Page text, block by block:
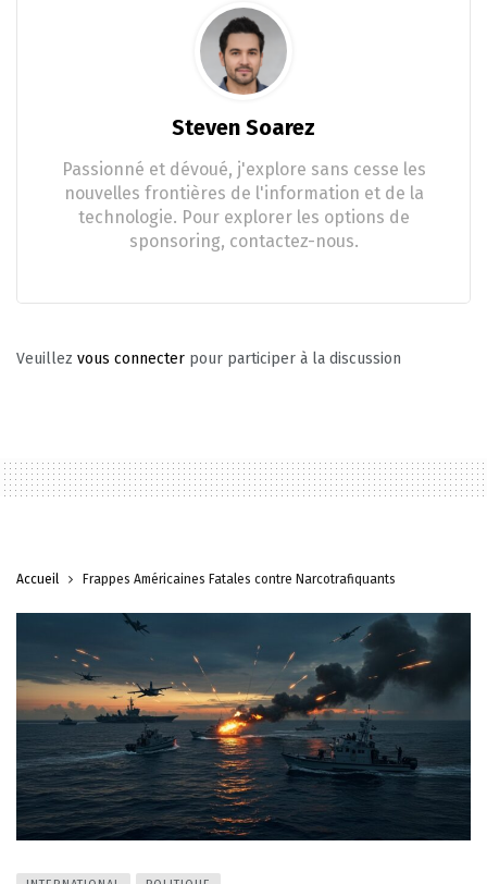
Steven Soarez
Passionné et dévoué, j'explore sans cesse les
nouvelles frontières de l'information et de la
technologie. Pour explorer les options de
sponsoring, contactez-nous.
Veuillez vous connecter pour participer à la discussion
Accueil Frappes Américaines Fatales contre Narcotrafiquants